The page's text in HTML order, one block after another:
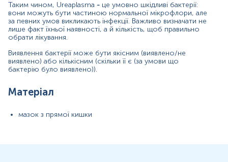
Запалення органів малого тазу;
Цервіцит;
Непліддя;
Загальна характеристика
як випливає з назви - уреазопозитивна. Дане дослідження
дозволяє кількісно* визначити наявність Ureaplasma
захворювань урогенітального тракту.
Таким чином, Ureaplasma - це умовно шкідливі бактерії:
вони можуть бути частиною нормальної мікрофлори, але
за певних умов викликають інфекції. Важливо визначати не
лише факт їхньої наявності, а й кількість, щоб правильно
обрати лікування.
Виявлення бактерії може бути якісним (виявлено/не
виявлено) або кількісним (скільки її є (за умови що
бактерію було виявлено)).
Матеріал
мазок з прямої кишки